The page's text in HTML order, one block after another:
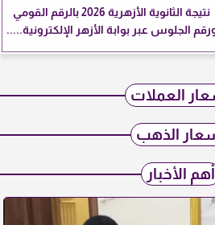
نتيجة الثانوية الأزهرية 2026 بالرقم القومي
الجلوس عبر بوابة الأزهر الإلكترونية.....
العملات
الذهب
أهم الأخبار